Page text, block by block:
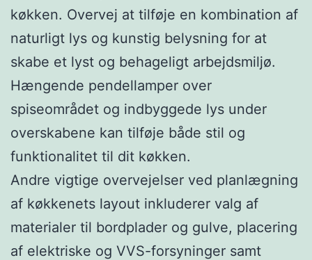
køkken. Overvej at tilføje en kombination af
naturligt lys og kunstig belysning for at
skabe et lyst og behageligt arbejdsmiljø.
Hængende pendellamper over
spiseområdet og indbyggede lys under
overskabene kan tilføje både stil og
funktionalitet til dit køkken.
Andre vigtige overvejelser ved planlægning
af køkkenets layout inkluderer valg af
materialer til bordplader og gulve, placering
af elektriske og VVS-forsyninger samt